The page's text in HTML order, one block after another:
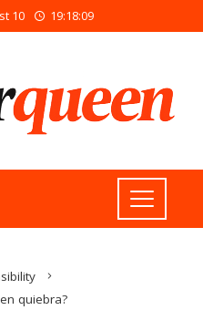
10 19:18:10
quiebra?